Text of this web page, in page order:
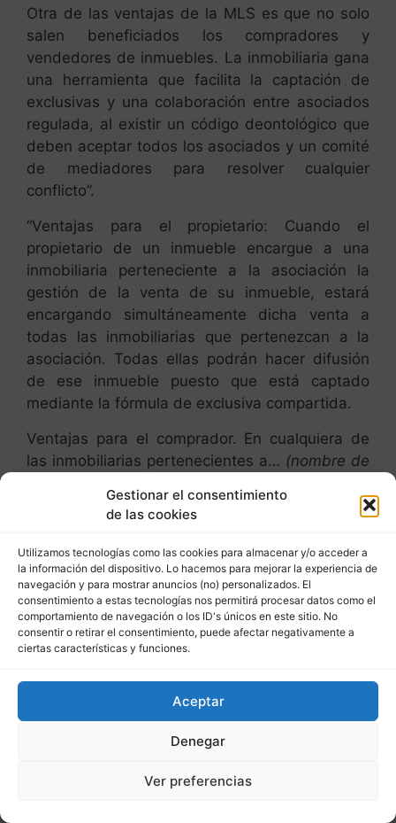
Gestionar el consentimiento
de las cookies
Utilizamos tecnologías como las cookies para almacenar y/o acceder a
la información del dispositivo. Lo hacemos para mejorar la experiencia de
navegación y para mostrar anuncios (no) personalizados. El
consentimiento a estas tecnologías nos permitirá procesar datos como el
comportamiento de navegación o los ID's únicos en este sitio. No
consentir o retirar el consentimiento, puede afectar negativamente a
ciertas características y funciones.
Aceptar
Denegar
Ver preferencias
Otra de las ventajas de la MLS es que no solo
salen beneficiados los compradores y
vendedores de inmuebles. La inmobiliaria gana
una herramienta que facilita la captación de
exclusivas y una colaboración entre asociados
regulada, al existir un código deontológico que
deben aceptar todos los asociados y un comité
de mediadores para resolver cualquier
conflicto”.
“Ventajas para el propietario: Cuando el
propietario de un inmueble encargue a una
inmobiliaria perteneciente a la asociación la
gestión de la venta de su inmueble, estará
encargando simultáneamente dicha venta a
todas las inmobiliarias que pertenezcan a la
asociación. Todas ellas podrán hacer difusión
de ese inmueble puesto que está captado
mediante la fórmula de exclusiva compartida.
Ventajas para el comprador. En cualquiera de
las inmobiliarias pertenecientes a… (nombre de
comprador accederá a una gran oferta de
fácil, …. lo que supone una mayor
transparencia del mercado inmobiliario que
favorece siempre al consumidor.
La idea de compartir una cartera de inmuebles
captados en exclusiva por los asociados de,
nombrar), nace desde el sentimiento de que
aunar esfuerzos tiene su recompensa en la
calidad del servicio que queremos ofrecer a